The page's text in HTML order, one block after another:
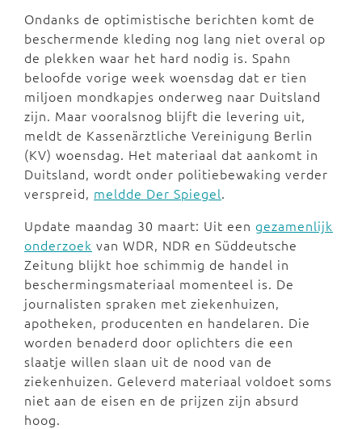
Ondanks de optimistische berichten komt de
beschermende kleding nog lang niet overal op
de plekken waar het hard nodig is. Spahn
beloofde vorige week woensdag dat er tien
miljoen mondkapjes onderweg naar Duitsland
zijn. Maar vooralsnog blijft die levering uit,
meldt de Kassenärztliche Vereinigung Berlin
(KV) woensdag. Het materiaal dat aankomt in
Duitsland, wordt onder politiebewaking verder
verspreid, meldde Der Spiegel.
Update maandag 30 maart: Uit een gezamenlijk
onderzoek van WDR, NDR en Süddeutsche
Zeitung blijkt hoe schimmig de handel in
beschermingsmateriaal momenteel is. De
journalisten spraken met ziekenhuizen,
apotheken, producenten en handelaren. Die
worden benaderd door oplichters die een
slaatje willen slaan uit de nood van de
ziekenhuizen. Geleverd materiaal voldoet soms
niet aan de eisen en de prijzen zijn absurd
hoog.